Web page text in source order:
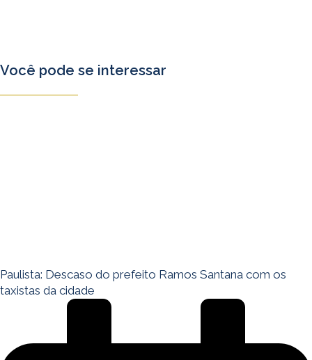
Você pode se interessar
Paulista: Descaso do prefeito Ramos Santana com os
taxistas da cidade